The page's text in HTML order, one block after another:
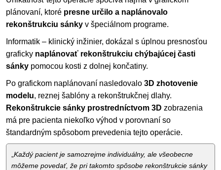
plánovaní, ktoré presne určilo a naplánovalo
rekonštrukciu sánky v špeciálnom programe.
Informatik – klinický inžinier, dokázal s úplnou presnosťou
graficky naplánovať rekonštrukciu chýbajúcej časti
sánky pomocou kosti z dolnej končatiny.
Po grafickom naplánovaní nasledovalo 3D zhotovenie
modelu, reznej šablóny a rekonštrukčnej dlahy.
Rekonštrukcie sánky prostredníctvom 3D zobrazenia
má pre pacienta niekoľko výhod v porovnaní so
štandardným spôsobom prevedenia tejto operácie.
Každý pacient je samozrejme individuálny, ale všeobecne
môžeme povedať, že pri takomto spôsobe rekonštrukcie sánky